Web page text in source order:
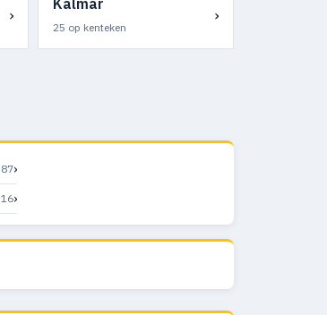
›
Kalmar
25 op kenteken
›
›
16›